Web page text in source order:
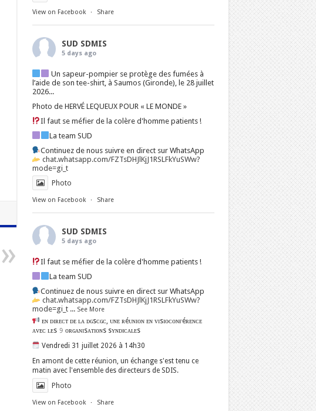
View on Facebook · Share
SUD SDMIS
5 days ago
Un sapeur-pompier se protège des fumées à
l’aide de son tee-shirt, à Saumos (Gironde), le 28 juillet
2026...
Photo de HERVÉ LEQUEUX POUR « LE MONDE »
Il faut se méfier de la colère d'homme patients !
La team SUD
Continuez de nous suivre en direct sur WhatsApp
chat.whatsapp.com/FZTsDHJlKjJ1RSLFkYuSWw?
mode=gi_t
Photo
View on Facebook · Share
SUD SDMIS
5 days ago
Il faut se méfier de la colère d'homme patients !
La team SUD
Continuez de nous suivre en direct sur WhatsApp
chat.whatsapp.com/FZTsDHJlKjJ1RSLFkYuSWw?
mode=gi_t
ᴇɴ ᴅɪʀᴇᴄᴛ ᴅᴇ ʟᴀ ᴅɢsᴄɢᴄ, ᴜɴᴇ ʀéᴜɴɪᴏɴ ᴇɴ ᴠɪsɪᴏᴄᴏɴғéʀᴇɴᴄᴇ
ᴀᴠᴇᴄ ʟᴇs 𝟿 ᴏʀɢᴀɴɪsᴀᴛɪᴏɴs sʏɴᴅɪᴄᴀʟᴇs
Vendredi 31 juillet 2026 à 14h30
En amont de cette réunion, un échange s'est tenu ce
matin avec l'ensemble des directeurs de SDIS.
... See More
Photo
View on Facebook · Share